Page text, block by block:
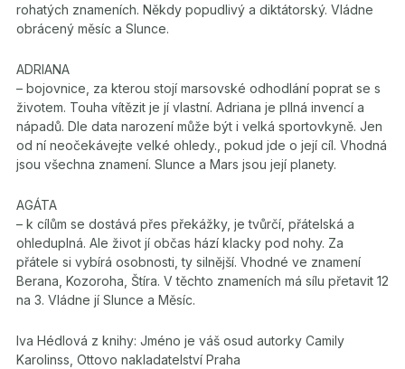
rohatých znameních. Někdy popudlivý a diktátorský. Vládne
obrácený měsíc a Slunce.
ADRIANA
– bojovnice, za kterou stojí marsovské odhodlání poprat se s
životem. Touha vítězit je jí vlastní. Adriana je pllná invencí a
nápadů. Dle data narození může být i velká sportovkyně. Jen
od ní neočekávejte velké ohledy., pokud jde o její cíl. Vhodná
jsou všechna znamení. Slunce a Mars jsou její planety.
AGÁTA
– k cílům se dostává přes překážky, je tvůrčí, přátelská a
ohleduplná. Ale život jí občas hází klacky pod nohy. Za
přátele si vybírá osobnosti, ty silnější. Vhodné ve znamení
Berana, Kozoroha, Štíra. V těchto znameních má sílu přetavit 12
na 3. Vládne jí Slunce a Měsíc.
Iva Hédlová z knihy: Jméno je váš osud autorky Camily
Karolinss, Ottovo nakladatelství Praha